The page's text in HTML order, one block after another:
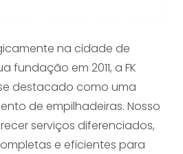
na cidade de
fundação em 2011, a FK
destacado como uma
de empilhadeiras. Nosso
serviços diferenciados,
e eficientes para